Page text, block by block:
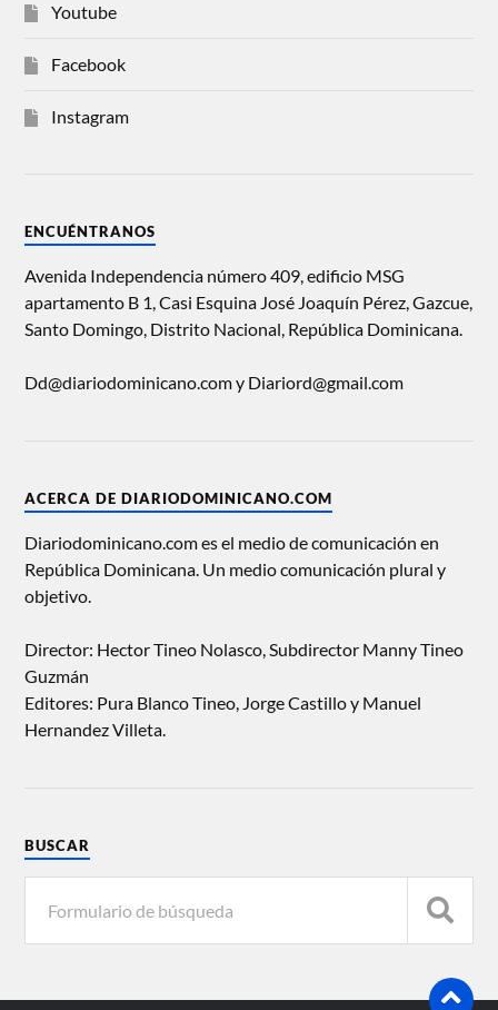
Youtube
Facebook
Instagram
ENCUÉNTRANOS
Avenida Independencia número 409, edificio MSG
apartamento B 1, Casi Esquina José Joaquín Pérez, Gazcue,
Santo Domingo, Distrito Nacional, República Dominicana.
Dd@diariodominicano.com y Diariord@gmail.com
ACERCA DE DIARIODOMINICANO.COM
Diariodominicano.com es el medio de comunicación en
República Dominicana. Un medio comunicación plural y
objetivo.
Director: Hector Tineo Nolasco, Subdirector Manny Tineo
Guzmán
Editores: Pura Blanco Tineo, Jorge Castillo y Manuel
Hernandez Villeta.
BUSCAR